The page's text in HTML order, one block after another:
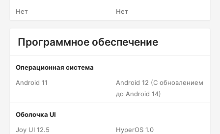
Нет Нет
Программное обеспечение
Операционная система
Android 11
Android 12 (С обновлением
до Android 14)
Оболочка UI
Joy UI 12.5
HyperOS 1.0